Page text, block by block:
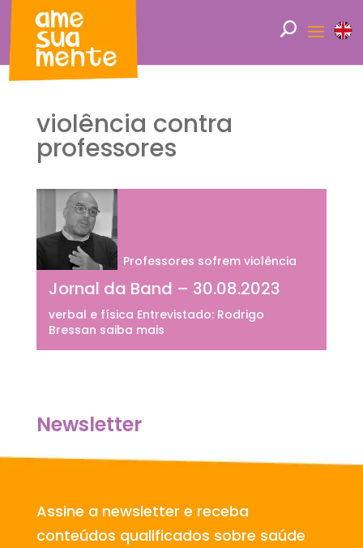
violência contra
professores
Jornal da Band – 30.08.2023
Professores sofrem violência
verbal e física Entrevistado: Rodrigo
Bressan saiba mais
Newsletter
Assine a newsletter e receba
conteúdos qualificados sobre saúde